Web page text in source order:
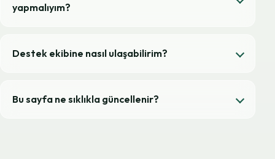
yapmalıyım?
Destek ekibine nasıl ulaşabilirim?
Bu sayfa ne sıklıkla güncellenir?